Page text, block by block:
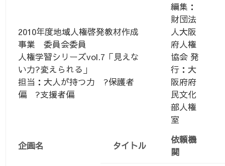
2010年度地域人権啓発教材作成
事業 委員会委員
人権学習シリーズvol.7「見えな
い力?変えられる」
担当：大人が持つ力 ?保護者
偏 ?支援者偏
編集：
財団法
人大阪
府人権
協会 発
行：大
阪府府
民文化
部人権
室
企画名 タイトル
依頼機
関